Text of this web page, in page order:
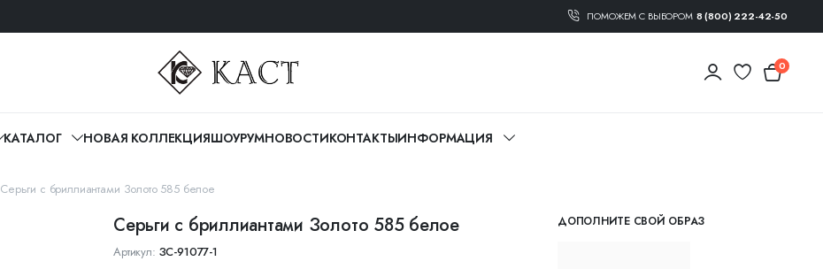
ПОМОЖЕМ С ВЫБОРОМ 8 (800) 222-42-50
0
КАТАЛОГ НОВАЯ КОЛЛЕКЦИЯШОУРУМНОВОСТИКОНТАКТЫИНФОРМАЦИЯ
Серьги с бриллиантами Золото 585 белое
Серьги с бриллиантами Золото 585 белое
Артикул: ЗС-91077-1
ДОПОЛНИТЕ СВОЙ ОБРАЗ